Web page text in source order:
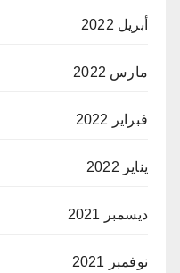
أبريل 2022
مارس 2022
فبراير 2022
يناير 2022
ديسمبر 2021
نوفمبر 2021